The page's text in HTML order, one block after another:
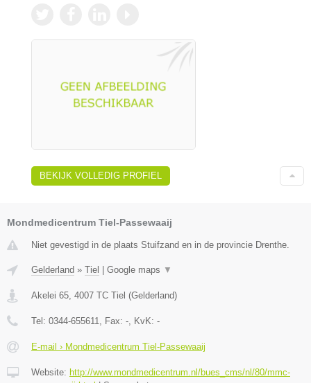
BEKIJK VOLLEDIG PROFIEL
Mondmedicentrum Tiel-Passewaaij
Niet gevestigd in de plaats Stuifzand en in de provincie Drenthe.
Gelderland » Tiel Google maps ▼
Akelei 65 4007 TC Tiel (Gelderland)
Tel: 0344-655611 , Fax: - , KvK: -
E-mail › Mondmedicentrum Tiel-Passewaaij
Website: http://www.mondmedicentrum.nl/bues_cms/nl/80/mmc-